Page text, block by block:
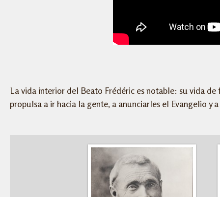
La vida interior del Beato Frédéric es notable: su vida
propulsa a ir hacia la gente, a anunciarles el Evangelio y